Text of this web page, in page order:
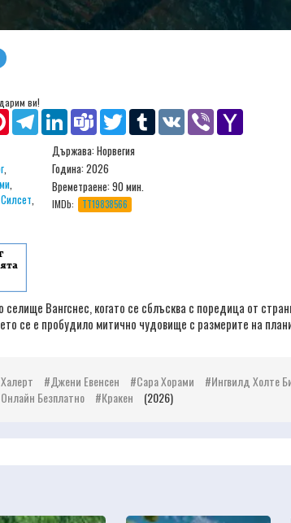
ви!
PinterestTelegramLinkedIn Teams Twitter Tumblr VK Viber
,
,
,
Държава: Норвегия
Година: 2026
Времетраене:90 мин.
IMDb: TT19838566
Вангснес, когато се сблъсква с поредица от
се е пробудило митично чудовище с размерите на
Джени Евенсен Сара Хорами Ингвилд Холте
Безплатно Кракен (2026)